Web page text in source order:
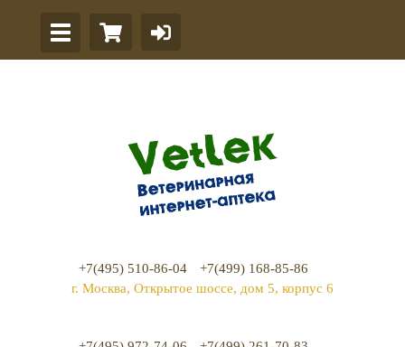
+7(495) 510-86-04
+7(499) 168-85-86
г. Москва, Открытое шоссе, дом 5, корпус 6